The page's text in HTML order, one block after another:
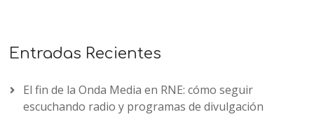
Entradas Recientes
El fin de la Onda Media en RNE: cómo seguir
escuchando radio y programas de divulgación